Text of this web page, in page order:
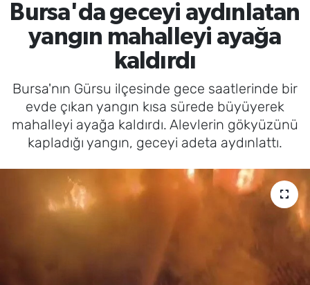
Bursa'da geceyi aydınlatan
yangın mahalleyi ayağa
kaldırdı
Bursa'nın Gürsu ilçesinde gece saatlerinde bir
evde çıkan yangın kısa sürede büyüyerek
mahalleyi ayağa kaldırdı. Alevlerin gökyüzünü
kapladığı yangın, geceyi adeta aydınlattı.